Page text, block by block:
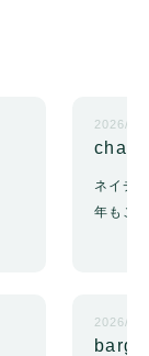
2026/
ネイチ
年もこ
2026/